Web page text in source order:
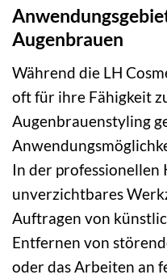
Augenbrauen
Während die LH
oft für ihre Fähigkeit
Augenbrauenstyling
In der professionellen
unverzichtbares
Auftragen von
Entfernen von
oder das Arbeiten an